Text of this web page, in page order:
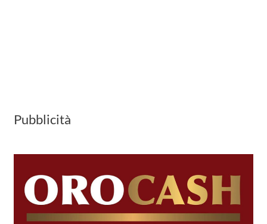
Pubblicità